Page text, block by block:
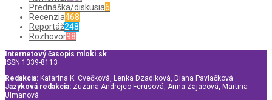
Prednáška/diskusia6
Recenzia468
Reportáž248
Rozhovor98
Internetový časopis mloki.sk
ISSN 1339-8113
Redakcia: Katarína K. Cvečková, Lenka Dzadíková, Diana Pavlačková
Jazyková redakcia: Zuzana Andrejco Ferusová, Anna Zajacová, Martina
Ulmanová